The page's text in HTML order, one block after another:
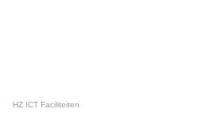
HZ ICT Faciliteiten